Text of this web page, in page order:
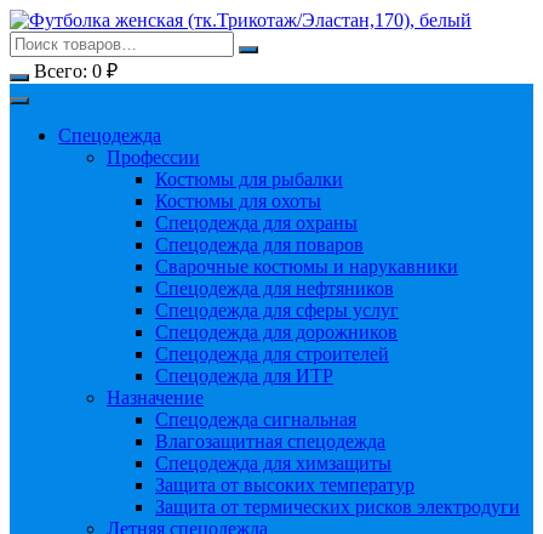
Перейти
к
содержимому
Всего: 0 ₽
Спецодежда
Профессии
Костюмы для рыбалки
Костюмы для охоты
Спецодежда для охраны
Спецодежда для поваров
Сварочные костюмы и нарукавники
Спецодежда для нефтяников
Спецодежда для сферы услуг
Спецодежда для дорожников
Спецодежда для строителей
Спецодежда для ИТР
Назначение
Спецодежда сигнальная
Влагозащитная спецодежда
Спецодежда для химзащиты
Защита от высоких температур
Защита от термических рисков электродуги
Летняя спецодежда